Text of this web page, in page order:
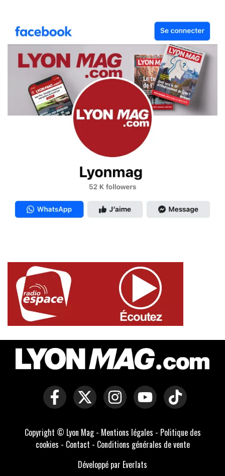
Copyright © Lyon Mag - Mentions légales - Politique des
cookies - Contact - Conditions générales de vente
Développé par Everlats